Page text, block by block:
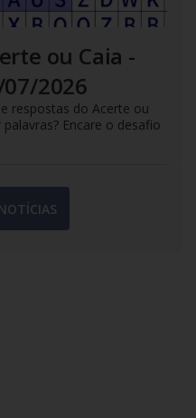
ou Caia -
2026
respostas do Acerte ou
Encare o desafio